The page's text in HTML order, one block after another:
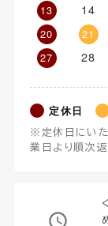
13
14
20
21
27
28
定休日
※定休日にいた
業日より順次